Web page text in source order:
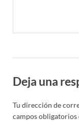
Deja una
Tu dirección de
campos obligatorios